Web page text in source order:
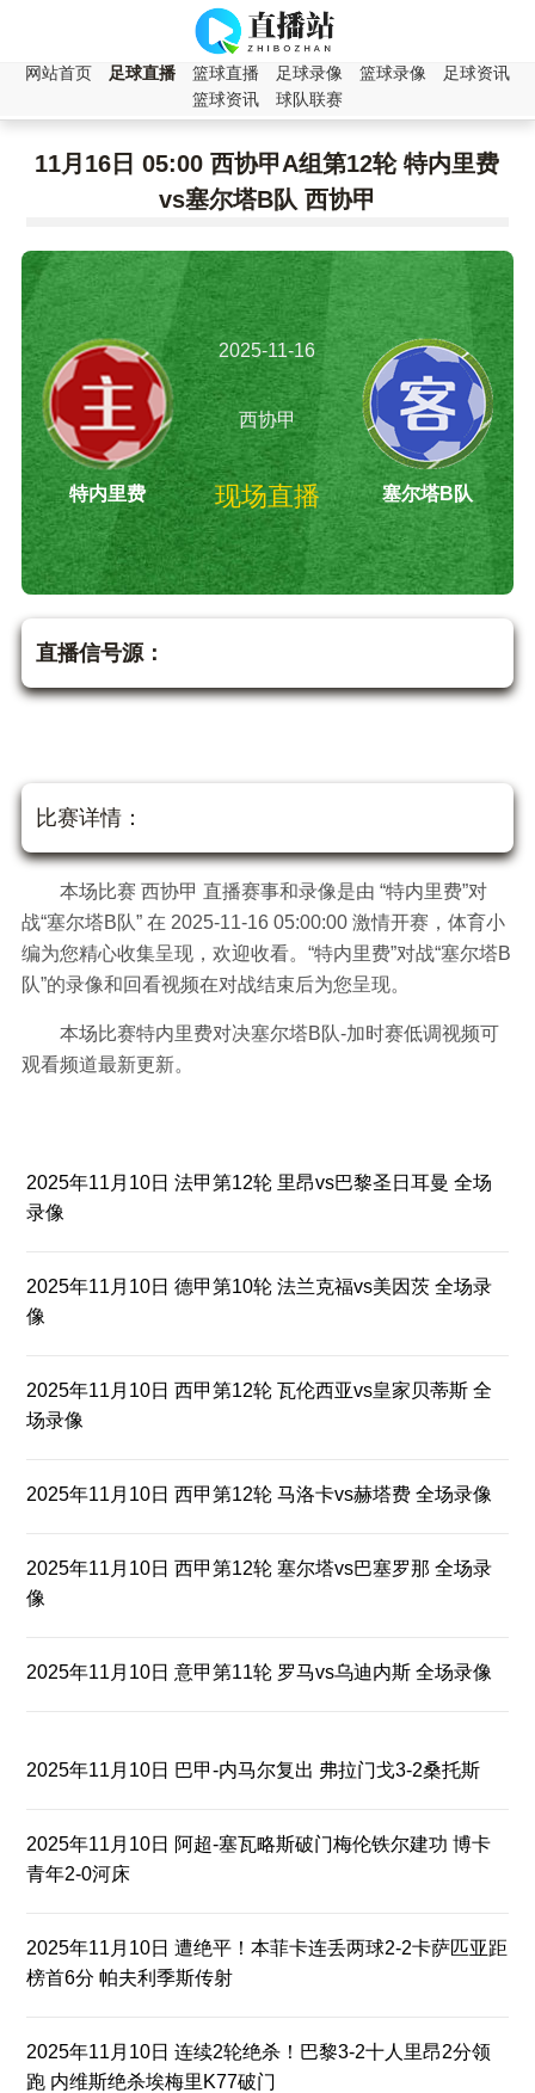
网站首页 足球直播 篮球直播 足球录像 篮球录像
足球资讯
篮球资讯
球队联赛
11月16日 05:00 西协甲A组第12轮 特内里费
vs塞尔塔B队 西协甲
特内里费
2025-11-16
05:00:00
西协甲
现场直播 塞尔塔B队
直播信号源：
比赛详情：
本场比赛 西协甲 直播赛事和录像是由 “特内里费”对
战“塞尔塔B队” 在 2025-11-16 05:00:00 激情开赛，体育小
编为您精心收集呈现，欢迎收看。“特内里费”对战“塞尔塔B
队”的录像和回看视频在对战结束后为您呈现。
本场比赛特内里费对决塞尔塔B队-加时赛低调视频可
观看频道最新更新。
2025年11月10日 法甲第12轮 里昂vs巴黎圣日耳曼 全场
录像
2025年11月10日 德甲第10轮 法兰克福vs美因茨 全场录
像
2025年11月10日 西甲第12轮 瓦伦西亚vs皇家贝蒂斯 全
场录像
2025年11月10日 西甲第12轮 马洛卡vs赫塔费 全场录像
2025年11月10日 西甲第12轮 塞尔塔vs巴塞罗那 全场录
像
2025年11月10日 意甲第11轮 罗马vs乌迪内斯 全场录像
2025年11月10日 巴甲-内马尔复出 弗拉门戈3-2桑托斯
2025年11月10日 阿超-塞瓦略斯破门梅伦铁尔建功 博卡
青年2-0河床
2025年11月10日 遭绝平！本菲卡连丢两球2-2卡萨匹亚距
榜首6分 帕夫利季斯传射
2025年11月10日 连续2轮绝杀！巴黎3-2十人里昂2分领
跑 内维斯绝杀埃梅里K77破门